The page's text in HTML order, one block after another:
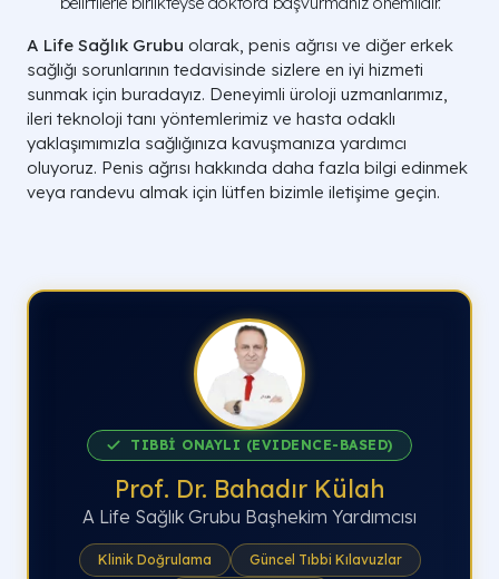
A Life Sağlık Grubu olarak, penis ağrısı ve diğer erkek
sağlığı sorunlarının tedavisinde sizlere en iyi hizmeti
sunmak için buradayız. Deneyimli üroloji uzmanlarımız,
ileri teknoloji tanı yöntemlerimiz ve hasta odaklı
yaklaşımımızla sağlığınıza kavuşmanıza yardımcı
oluyoruz. Penis ağrısı hakkında daha fazla bilgi edinmek
veya randevu almak için lütfen bizimle iletişime geçin.
TIBBİ ONAYLI (EVIDENCE-BASED)
Prof. Dr. Bahadır Külah
A Life Sağlık Grubu Başhekim Yardımcısı
Klinik Doğrulama
Güncel Tıbbi Kılavuzlar